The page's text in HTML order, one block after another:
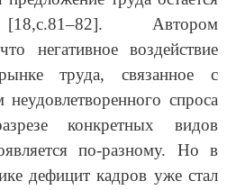
Автором
негативное воздействие
труда, связанное с
спроса
конкретных видов
по-разному. Но в
дефицит кадров уже стал